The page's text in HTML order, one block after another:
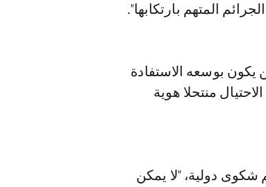
المتهم بارتكابها".
بوسعه الاستفادة
منتحلا هوية
شكوى دولية، "لا يمكن